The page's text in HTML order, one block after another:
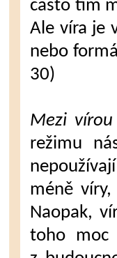
často tím
Ale víra je
nebo
30)
Mezi
režimu
méně
Naopak,
toho moc